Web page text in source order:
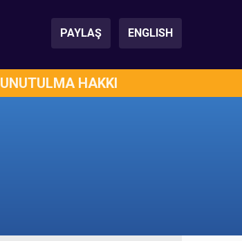
PAYLAŞ ENGLISH
UNUTULMA HAKKI